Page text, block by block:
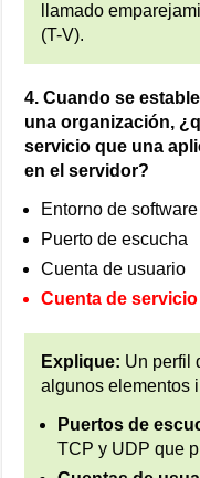
llamado
(T-V).
4. Cuando se
una organización,
servicio que una
en el servidor?
Entorno de software
Puerto de escucha
Cuenta de usuario
Cuenta de servicio
Explique: Un perfil
algunos elementos
Puertos de
TCP y UDP que